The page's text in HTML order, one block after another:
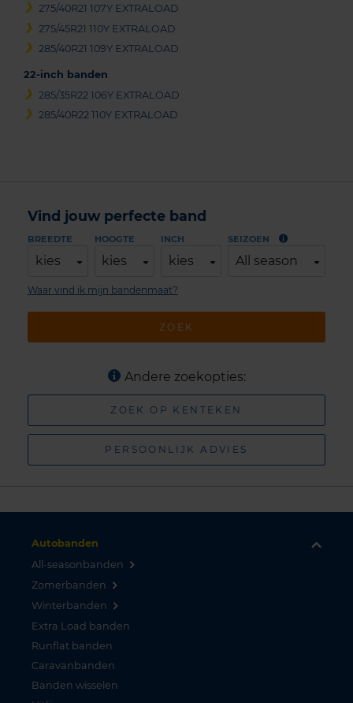
275/40R21 107Y EXTRALOAD
275/45R21 110Y EXTRALOAD
285/40R21 109Y EXTRALOAD
22-inch banden
285/35R22 106Y EXTRALOAD
285/40R22 110Y EXTRALOAD
Vind jouw perfecte band
BREEDTE
kies
HOOGTE
kies
INCH
kies
SEIZOEN
All season
ZOEK
Waar vind ik mijn bandenmaat?
Andere zoekopties:
ZOEK OP KENTEKEN
PERSOONLIJK ADVIES
Autobanden
All-seasonbanden
Zomerbanden
Winterbanden
Extra Load banden
Runflat banden
Caravanbanden
Banden wisselen